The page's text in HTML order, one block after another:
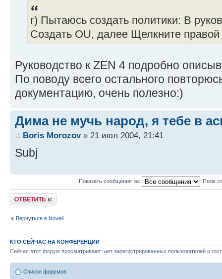
г) Пытаюсь создать политики: В
Создать OU, далее Щелкните
Руководство к ZEN 4 подробно
По поводу всего остального
документацию, очень полезно:)
Дима не мучь народ, я тебе в
Boris Morozov» 21 июл 2004, 21:41
Subj
Показать сообщения за: Поле
Ответить
Вернуться в Novell
КТО СЕЙЧАС НА КОНФЕРЕНЦИИ
Сейчас этот форум просматривают: нет зарегистрированных пользователей и
Список форумов